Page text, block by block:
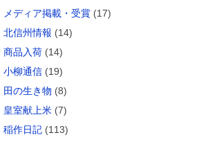
メディア掲載・受賞 (17)
北信州情報 (14)
商品入荷 (14)
小柳通信 (19)
田の生き物 (8)
皇室献上米 (7)
稲作日記 (113)